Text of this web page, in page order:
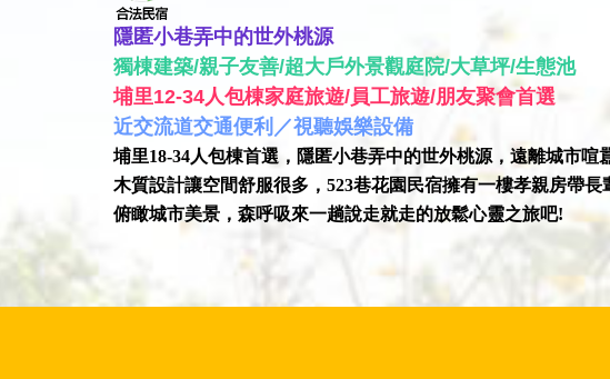
隱匿小巷弄中的世外桃源
獨棟建築/親子友善/超大戶外景觀庭院/大草坪/生態池
埔里12-34人包棟家庭旅遊/員工旅遊/朋友聚會首選
近交流道交通便利／視聽娛樂設備
埔里18-34人包棟首選，隱匿小巷弄中的世外桃源，遠離城市喧
木質設計讓空間舒服很多，523巷花園民宿擁有一樓孝親房帶
俯瞰城市美景，森呼吸來一趟說走就走的放鬆心靈之旅吧!